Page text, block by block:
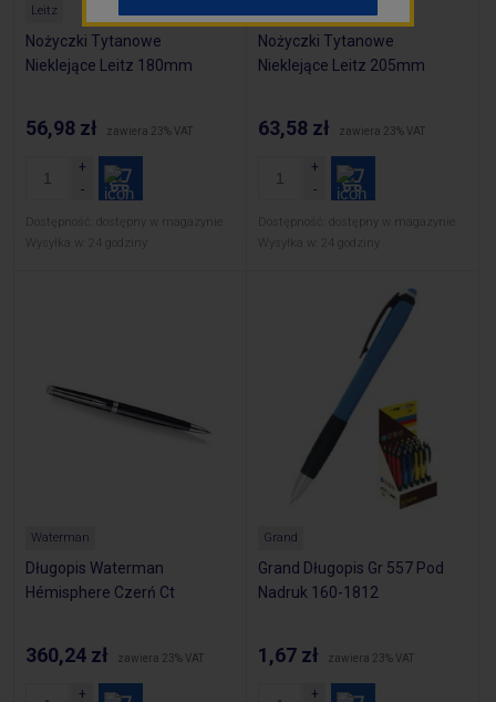
Leitz
Nożyczki Tytanowe
Nieklejące Leitz 180mm
56,98 zł zawiera 23% VAT
Dostępność:
dostępny w magazynie
Wysyłka w:
24 godziny
Nożyczki Tytanowe
Nieklejące Leitz 205mm
63,58 zł zawiera 23% VAT
Dostępność:
dostępny w magazynie
Wysyłka w:
24 godziny
Waterman
Długopis Waterman
Hémisphere Czerń Ct
360,24 zł zawiera 23% VAT
Grand
Grand Długopis Gr 557 Pod
Nadruk 160-1812
1,67 zł zawiera 23% VAT